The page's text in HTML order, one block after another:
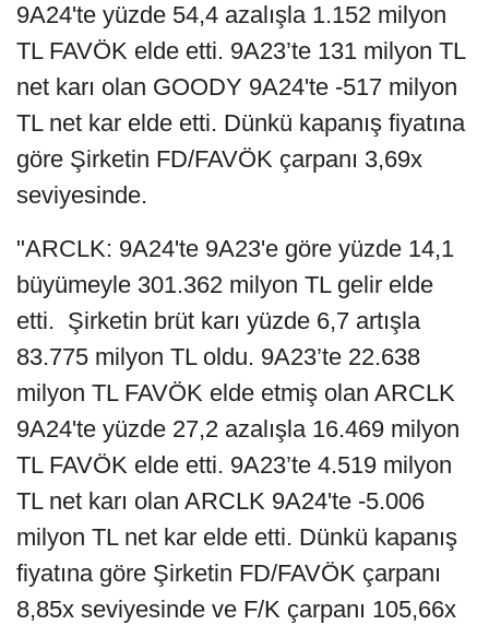
9A24'te yüzde 54,4 azalışla 1.152 milyon
TL FAVÖK elde etti. 9A23’te 131 milyon TL
net karı olan GOODY 9A24'te -517 milyon
TL net kar elde etti. Dünkü kapanış fiyatına
göre Şirketin FD/FAVÖK çarpanı 3,69x
seviyesinde.
"ARCLK: 9A24'te 9A23'e göre yüzde 14,1
büyümeyle 301.362 milyon TL gelir elde
etti. Şirketin brüt karı yüzde 6,7 artışla
83.775 milyon TL oldu. 9A23’te 22.638
milyon TL FAVÖK elde etmiş olan ARCLK
9A24'te yüzde 27,2 azalışla 16.469 milyon
TL FAVÖK elde etti. 9A23’te 4.519 milyon
TL net karı olan ARCLK 9A24'te -5.006
milyon TL net kar elde etti. Dünkü kapanış
fiyatına göre Şirketin FD/FAVÖK çarpanı
8,85x seviyesinde ve F/K çarpanı 105,66x